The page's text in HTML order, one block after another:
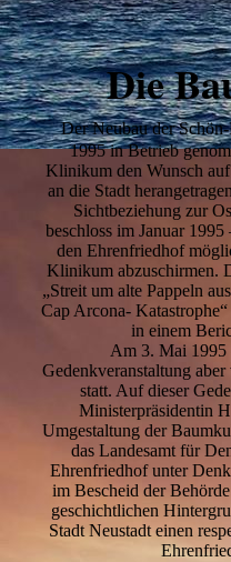
Die
Der Neubau der
1995 in Betrieb
Klinikum den Wunsch
an die Stadt
Sichtbeziehung zur
beschloss im Januar
den Ehrenfriedhof
Klinikum abzuschirmen.
„Streit um alte Pappeln
Cap Arcona-
in einem
Am 3. Mai 1995
Gedenkveranstaltung
statt. Auf dieser
Ministerpräsidentin
Umgestaltung der
das Landesamt für
Ehrenfriedhof unter
im Bescheid der
geschichtlichen
Stadt Neustadt einen